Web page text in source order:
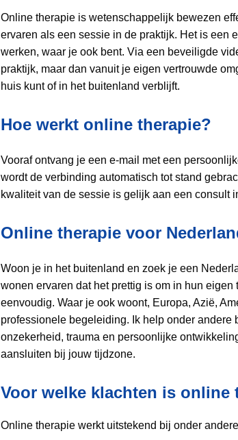
Online therapie is wetenschappelijk bewezen
ervaren als een sessie in de praktijk. Het is een
werken, waar je ook bent. Via een beveiligde
praktijk, maar dan vanuit je eigen vertrouwde
huis kunt of in het buitenland verblijft.
Hoe werkt online therapie?
Vooraf ontvang je een e‑mail met een
wordt de verbinding automatisch tot stand
kwaliteit van de sessie is gelijk aan een consult
Online therapie voor
Woon je in het buitenland en zoek je een
wonen ervaren dat het prettig is om in hun
eenvoudig. Waar je ook woont, Europa, Azië,
professionele begeleiding. Ik help onder andere
onzekerheid, trauma en persoonlijke
aansluiten bij jouw tijdzone.
Voor welke klachten is online
Online therapie werkt uitstekend bij onder